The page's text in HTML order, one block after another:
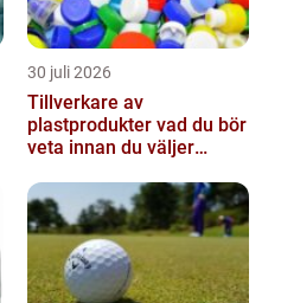
30 juli 2026
Tillverkare av
plastprodukter vad du bör
veta innan du väljer